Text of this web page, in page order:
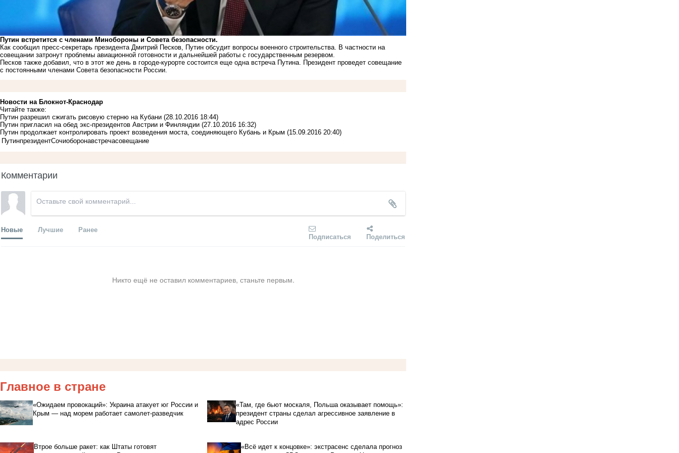
Путин встретится с членами Минобороны и Совета безопасности.
Как сообщил пресс-секретарь президента Дмитрий Песков, Путин обсудит вопросы военного строительства. В частности на
совещании затронут проблемы авиационной готовности и дальнейшей работы с государственным резервом.
Песков также добавил, что в этот же день в городе-курорте состоится еще одна встреча Путина. Президент проведет совещание
с постоянными членами Совета безопасности России.
Новости на Блoкнoт-Краснодар
Читайте также:
Путин разрешил сжигать рисовую стерню на Кубани (28.10.2016 18:44)
Путин пригласил на обед экс-президентов Австрии и Финляндии (27.10.2016 16:32)
Путин продолжает контролировать проект возведения моста, соединяющего Кубань и Крым (15.09.2016 20:40)
ПутинпрезидентСочиоборонавстречасовещание
Комментарии
Новые Лучшие Ранее
Подписаться Поделиться
Никто ещё не оставил комментариев, станьте первым.
Главное в стране
«Ожидаем провокаций»: Украина атакует юг России и
Крым — над морем работает самолет-разведчик
«Там, где бьют москаля, Польша оказывает помощь»:
президент страны сделал агрессивное заявление в
адрес России
Втрое больше ракет: как Штаты готовят
«Всё идет к концовке»: экстрасенс сделала прогноз